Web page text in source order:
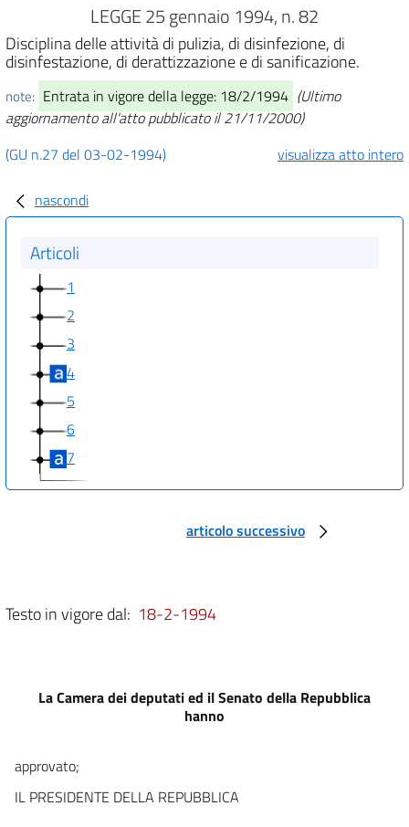
LEGGE 25 gennaio 1994, n. 82
Disciplina delle attività di pulizia, di disinfezione, di
disinfestazione, di derattizzazione e di sanificazione.
note: Entrata in vigore della legge: 18/2/1994 (Ultimo
aggiornamento all'atto pubblicato il 21/11/2000)
(GU n.27 del 03-02-1994)
visualizza atto intero
nascondi
Articoli
1
2
3
4
5
6
7
articolo successivo
Testo in vigore dal: 18-2-1994
La Camera dei deputati ed il Senato della Repubblica
hanno
approvato;
IL PRESIDENTE DELLA REPUBBLICA